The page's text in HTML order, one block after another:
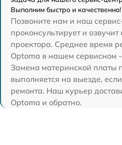
Выполним быстро и качественно!
Позвоните нам и наш
проконсультирует и озвучит
проектора. Среднее время
Optoma в нашем сервисном
Замена материнской платы
выполняется на выезде,
ремонта. Наш курьер
Optoma и обратно.